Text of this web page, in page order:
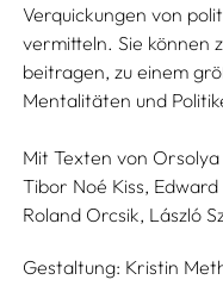
Verquickungen von
vermitteln. Sie können
beitragen, zu einem
Mentalitäten und
Mit Texten von Orsolya
Tibor Noé Kiss, Edward
Roland Orcsik, László
Gestaltung: Kristin